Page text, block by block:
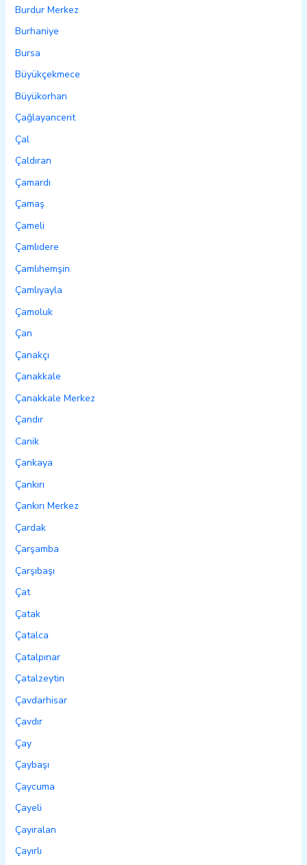
Burdur Merkez
Burhaniye
Bursa
Büyükçekmece
Büyükorhan
Çağlayancerit
Çal
Çaldıran
Çamardı
Çamaş
Çameli
Çamlıdere
Çamlıhemşin
Çamlıyayla
Çamoluk
Çan
Çanakçı
Çanakkale
Çanakkale Merkez
Çandır
Canik
Çankaya
Çankırı
Çankırı Merkez
Çardak
Çarşamba
Çarşıbaşı
Çat
Çatak
Çatalca
Çatalpınar
Çatalzeytin
Çavdarhisar
Çavdır
Çay
Çaybaşı
Çaycuma
Çayeli
Çayıralan
Çayırlı